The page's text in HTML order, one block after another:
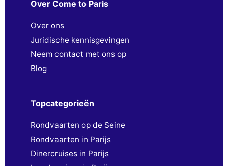
Over Come to Paris
Over ons
Juridische kennisgevingen
Neem contact met ons op
Blog
Topcategorieën
Rondvaarten op de Seine
Rondvaarten in Parijs
Dinercruises in Parijs